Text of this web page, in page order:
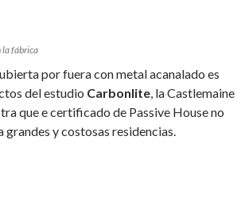
la fábrica
por fuera con metal acanalado es
del estudio Carbonlite, la Castlemaine
que e certificado de Passive House no
grandes y costosas residencias.